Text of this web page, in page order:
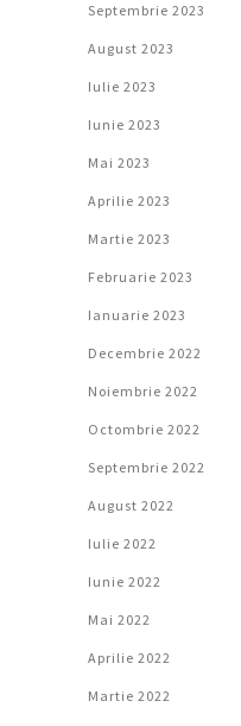
Septembrie 2023
August 2023
Iulie 2023
Iunie 2023
Mai 2023
Aprilie 2023
Martie 2023
Februarie 2023
Ianuarie 2023
Decembrie 2022
Noiembrie 2022
Octombrie 2022
Septembrie 2022
August 2022
Iulie 2022
Iunie 2022
Mai 2022
Aprilie 2022
Martie 2022